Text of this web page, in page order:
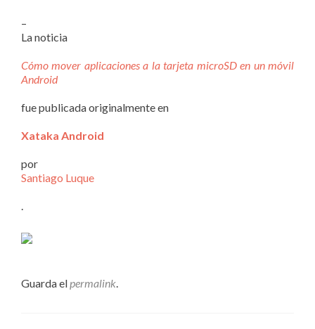
–
La noticia
Cómo mover aplicaciones a la tarjeta microSD en un móvil
Android
fue publicada originalmente en
Xataka Android
por
Santiago Luque
.
Guarda elpermalink.